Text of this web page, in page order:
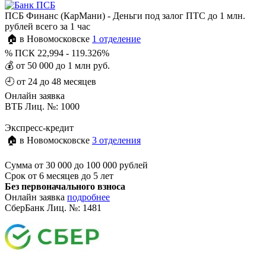
ПСБ Финанс (КарМани) - Деньги под залог ПТС до 1 млн.
рублей всего за 1 час
🏠 в Новомосковске 1 отделение
% ПСК 22,994 - 119.326%
💰 от 50 000 до 1 млн руб.
🕘 от 24 до 48 месяцев
Онлайн заявка
ВТБ Лиц. №: 1000
Экспресс-кредит
🏠 в Новомосковске 3 отделения
Сумма от 30 000 до 100 000 рублей
Срок от 6 месяцев до 5 лет
Без первоначального взноса
Онлайн заявка подробнее
СберБанк Лиц. №: 1481